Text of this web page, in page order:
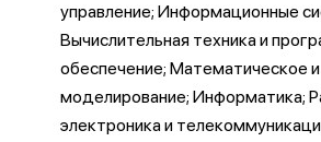
управление; Информационные
Вычислительная техника и
обеспечение; Математическое
моделирование; Информатика;
электроника и